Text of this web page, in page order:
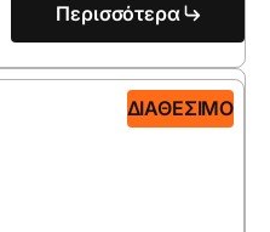
Περισσότερα
ΔΙΑΘΈΣΙΜΟ